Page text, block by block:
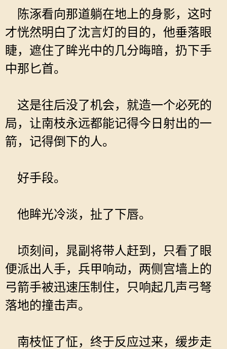
陈涿看向那道躺在地上的身影，这时
才恍然明白了沈言灯的目的，他垂落眼
睫，遮住了眸光中的几分晦暗，扔下手
中那匕首。
这是往后没了机会，就造一个必死的
局，让南枝永远都能记得今日射出的一
箭，记得倒下的人。
好手段。
他眸光冷淡，扯了下唇。
顷刻间，晁副将带人赶到，只看了眼
便派出人手，兵甲响动，两侧宫墙上的
弓箭手被迅速压制住，只响起几声弓弩
落地的撞击声。
南枝怔了怔，终于反应过来，缓步走